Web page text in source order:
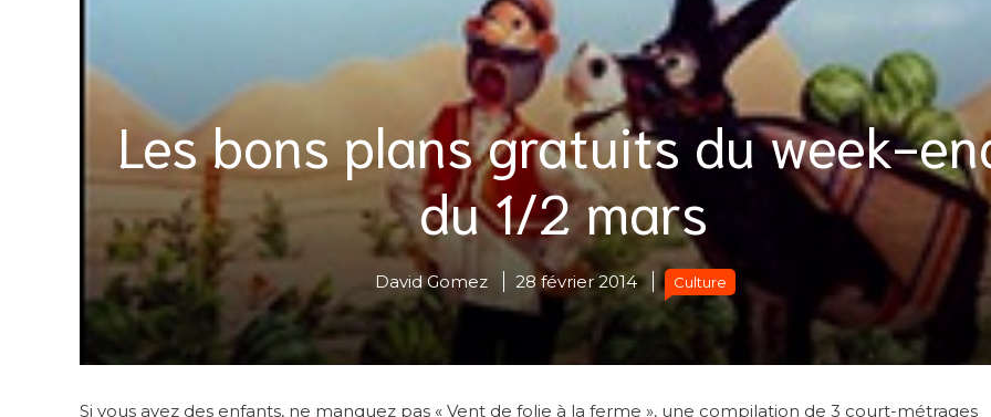
Les bons plans gratuits du week-
du 1/2 mars
David Gomez 28 février 2014 Culture
Si vous avez des enfants, ne manquez pas « Vent de folie à la ferme », une compilation de 3 court-métrages